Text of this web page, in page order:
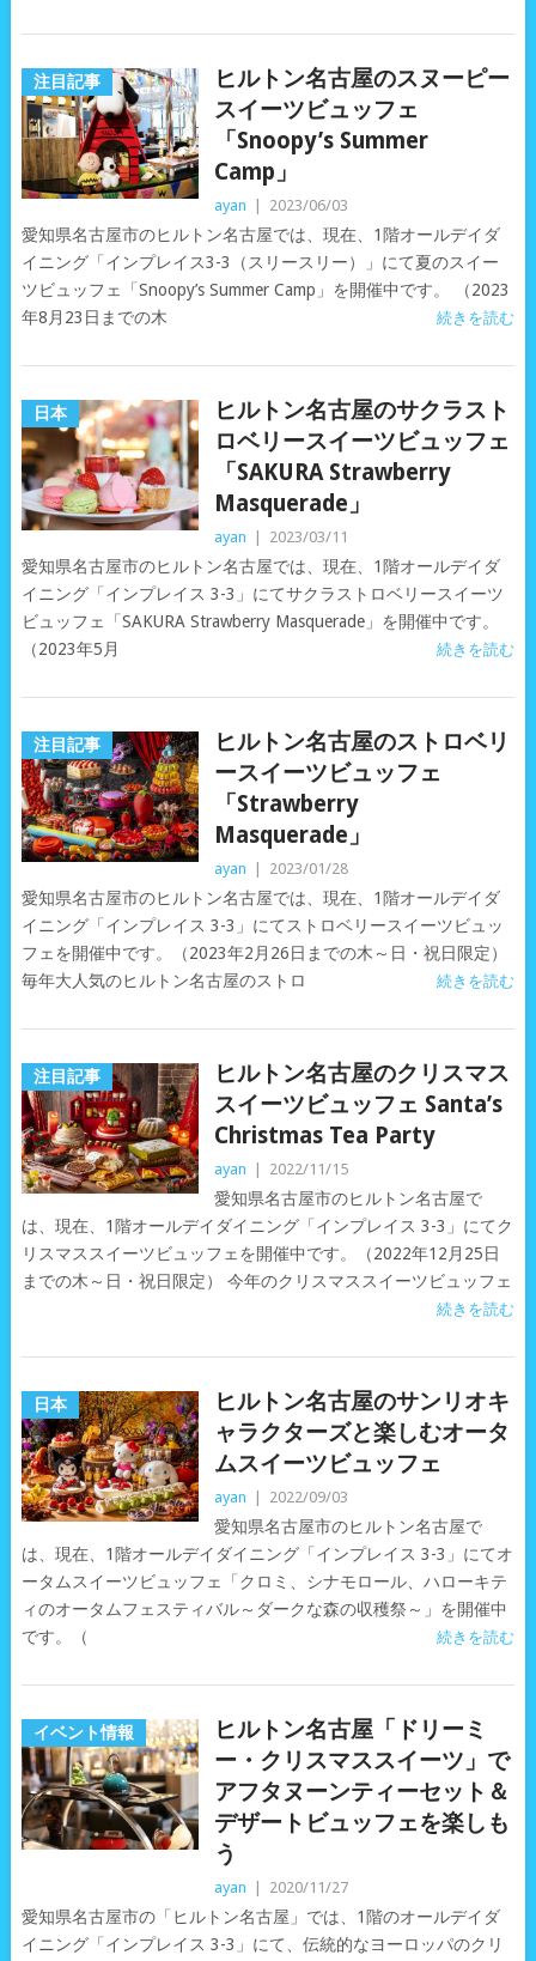
注目記事
ヒルトン名古屋のスヌーピー
スイーツビュッフェ
「Snoopy’s Summer
Camp」
ayan 2023/06/03
愛知県名古屋市のヒルトン名古屋では、現在、1階オールデイダ
イニング「インプレイス3-3（スリースリー）」にて夏のスイー
ツビュッフェ「Snoopy’s Summer Camp」を開催中です。 （2023
年8月23日までの木
続きを読む
日本
ヒルトン名古屋のサクラスト
ロベリースイーツビュッフェ
「SAKURA Strawberry
Masquerade」
ayan 2023/03/11
愛知県名古屋市のヒルトン名古屋では、現在、1階オールデイダ
イニング「インプレイス 3-3」にてサクラストロベリースイーツ
ビュッフェ「SAKURA Strawberry Masquerade」を開催中です。
（2023年5月
続きを読む
注目記事
ヒルトン名古屋のストロベリ
ースイーツビュッフェ
「Strawberry
Masquerade」
ayan 2023/01/28
愛知県名古屋市のヒルトン名古屋では、現在、1階オールデイダ
イニング「インプレイス 3-3」にてストロベリースイーツビュッ
フェを開催中です。（2023年2月26日までの木～日・祝日限定）
毎年大人気のヒルトン名古屋のストロ
続きを読む
注目記事
ヒルトン名古屋のクリスマス
スイーツビュッフェ Santa’s
Christmas Tea Party
ayan 2022/11/15
愛知県名古屋市のヒルトン名古屋で
は、現在、1階オールデイダイニング「インプレイス 3-3」にてク
リスマススイーツビュッフェを開催中です。（2022年12月25日
までの木～日・祝日限定） 今年のクリスマススイーツビュッフェ
続きを読む
日本
ヒルトン名古屋のサンリオキ
ャラクターズと楽しむオータ
ムスイーツビュッフェ
ayan 2022/09/03
愛知県名古屋市のヒルトン名古屋で
は、現在、1階オールデイダイニング「インプレイス 3-3」にてオ
ータムスイーツビュッフェ「クロミ、シナモロール、ハローキテ
ィのオータムフェスティバル～ダークな森の収穫祭～」を開催中
です。（
続きを読む
イベント情報
ヒルトン名古屋「ドリーミ
ー・クリスマススイーツ」で
アフタヌーンティーセット＆
デザートビュッフェを楽しも
う
ayan 2020/11/27
愛知県名古屋市の「ヒルトン名古屋」では、1階のオールデイダ
イニング「インプレイス 3-3」にて、伝統的なヨーロッパのクリ